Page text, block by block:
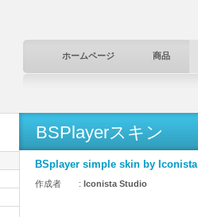
ホームページ 商品
BSPlayerスキン
BSplayer simple skin by Iconista
作成者 : Iconista Studio